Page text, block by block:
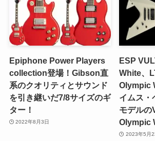
Epiphone Power Players
collection登場！Gibson直
系のクオリティとサウンド
を引き継いだ7/8サイズのギ
ター！
2022年8月3日
ESP
White、
Olympic
イムス・
モデルの
Olympic
2023年5月